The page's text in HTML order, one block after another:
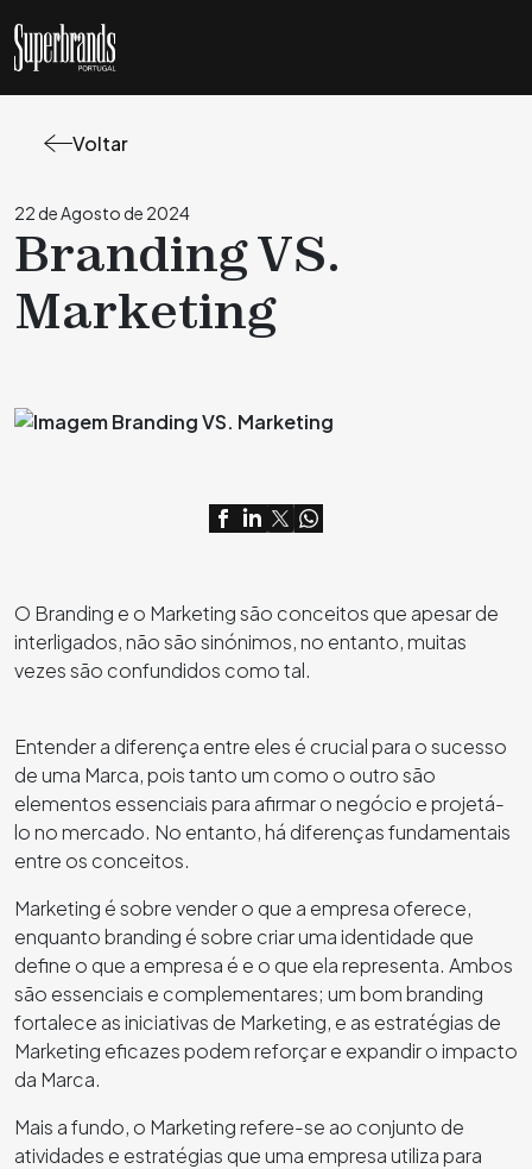
Voltar
22 de Agosto de 2024
Branding VS.
Marketing
O Branding e o Marketing são conceitos que apesar de
interligados, não são sinónimos, no entanto, muitas
vezes são confundidos como tal.
Entender a diferença entre eles é crucial para o sucesso
de uma Marca, pois tanto um como o outro são
elementos essenciais para afirmar o negócio e projetá-
lo no mercado. No entanto, há diferenças fundamentais
entre os conceitos.
Marketing é sobre vender o que a empresa oferece,
enquanto branding é sobre criar uma identidade que
define o que a empresa é e o que ela representa. Ambos
são essenciais e complementares; um bom branding
fortalece as iniciativas de Marketing, e as estratégias de
Marketing eficazes podem reforçar e expandir o impacto
da Marca.
Mais a fundo, o Marketing refere-se ao conjunto de
atividades e estratégias que uma empresa utiliza para